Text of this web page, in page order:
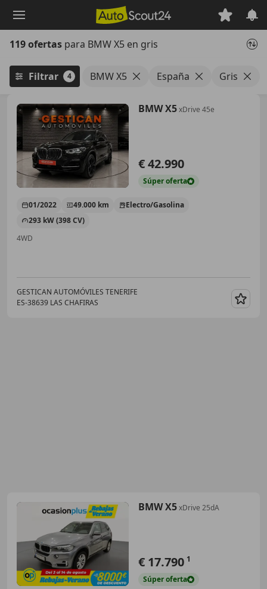
principal
119 ofertas para BMW X5 en gris
Filtrar 4 BMW X5 España Gris
BMW X5xDrive 45e
€ 42.990
Súperoferta
01/2022 49.000 km
Electro/Gasolina
293 kW (398 CV)
4WD
GESTICAN AUTOMÓVILES TENERIFE
ES-38639 LAS CHAFIRAS
BMW X5xDrive 25dA
€ 17.790 1
Súperoferta